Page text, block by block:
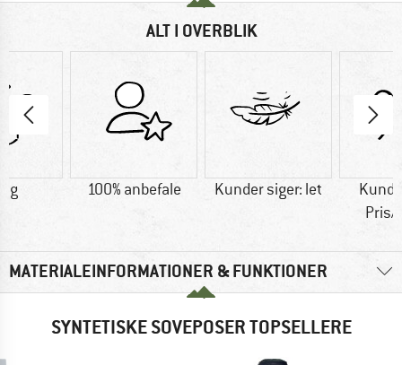
ALT I OVERBLIK
g 100% anbefale Kunder siger: let
Pris/
MATERIALEINFORMATIONER & FUNKTIONER
SYNTETISKE SOVEPOSER TOPSELLERE